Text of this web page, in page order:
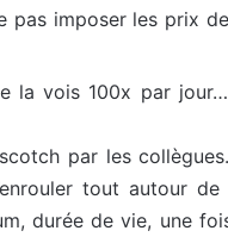
imposer les prix
la vois 100x par
par les
tout autour de
durée de vie, une